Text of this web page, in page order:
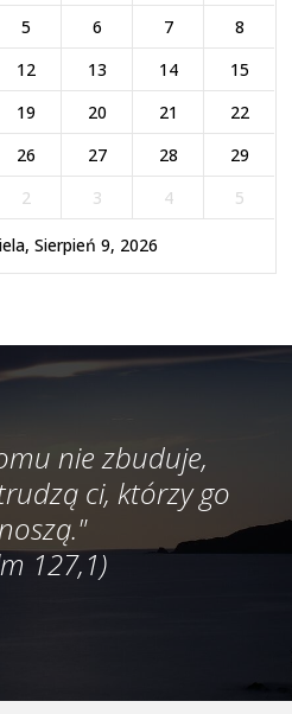
5 6 7
8
12 13 14
15
19 20 21
22
26 27 28
29
2 3 4 5
Sierpień 9, 2026
nie zbuduje,
ci, którzy go
127,1)